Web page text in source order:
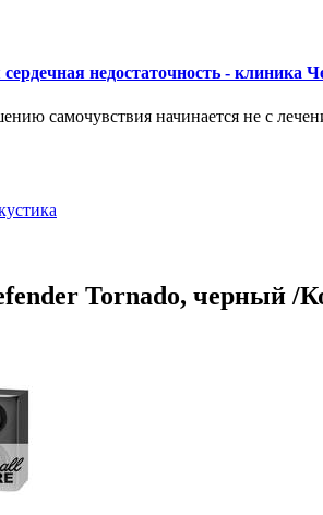
сердечная недостаточность - клиника
самочувствия начинается не с
Tornado, черный /